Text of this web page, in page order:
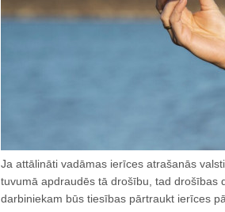
Ja attālināti vadāmas ierīces atrašanās
tuvumā apdraudēs tā drošību, tad drošības
darbiniekam būs tiesības pārtraukt ierīces